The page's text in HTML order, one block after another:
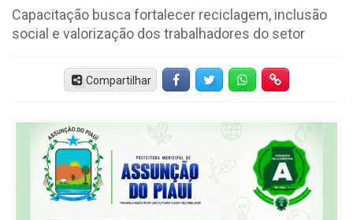
Capacitação busca fortalecer reciclagem, inclusão
social e valorização dos trabalhadores do setor
Compartilhar FacebookTwitter Whatsapp